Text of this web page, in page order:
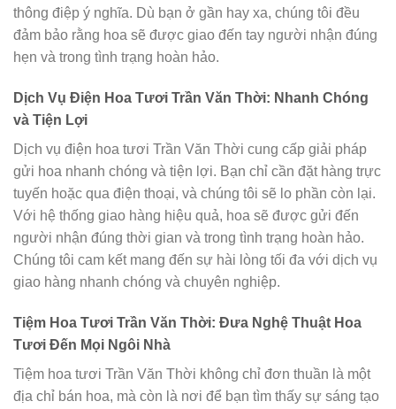
thông điệp ý nghĩa. Dù bạn ở gần hay xa, chúng tôi đều
đảm bảo rằng hoa sẽ được giao đến tay người nhận đúng
hẹn và trong tình trạng hoàn hảo.
Dịch Vụ Điện Hoa Tươi Trần Văn Thời: Nhanh Chóng
và Tiện Lợi
Dịch vụ điện hoa tươi Trần Văn Thời cung cấp giải pháp
gửi hoa nhanh chóng và tiện lợi. Bạn chỉ cần đặt hàng trực
tuyến hoặc qua điện thoại, và chúng tôi sẽ lo phần còn lại.
Với hệ thống giao hàng hiệu quả, hoa sẽ được gửi đến
người nhận đúng thời gian và trong tình trạng hoàn hảo.
Chúng tôi cam kết mang đến sự hài lòng tối đa với dịch vụ
giao hàng nhanh chóng và chuyên nghiệp.
Tiệm Hoa Tươi Trần Văn Thời: Đưa Nghệ Thuật Hoa
Tươi Đến Mọi Ngôi Nhà
Tiệm hoa tươi Trần Văn Thời không chỉ đơn thuần là một
địa chỉ bán hoa, mà còn là nơi để bạn tìm thấy sự sáng tạo